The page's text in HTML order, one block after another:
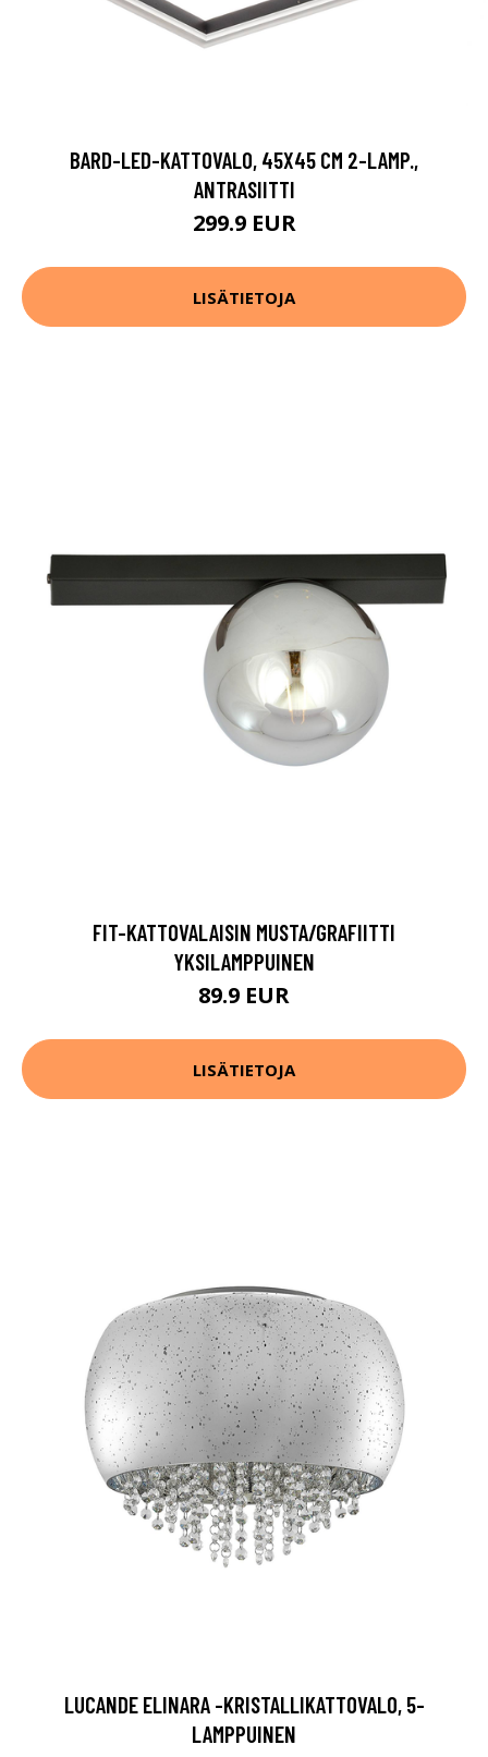
BARD-LED-KATTOVALO, 45X45 CM 2-LAMP.,
ANTRASIITTI
299.9 EUR
LISÄTIETOJA
FIT-KATTOVALAISIN MUSTA/GRAFIITTI
YKSILAMPPUINEN
89.9 EUR
LISÄTIETOJA
LUCANDE ELINARA -KRISTALLIKATTOVALO, 5-
LAMPPUINEN